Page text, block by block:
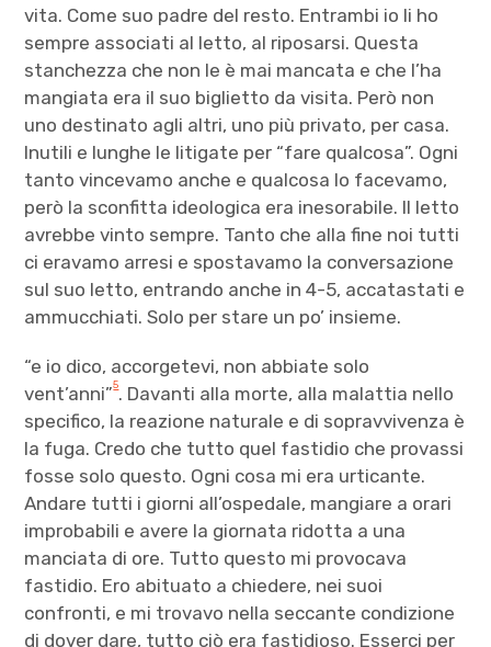
vita. Come suo padre del resto. Entrambi io li ho
sempre associati al letto, al riposarsi. Questa
stanchezza che non le è mai mancata e che l’ha
mangiata era il suo biglietto da visita. Però non
uno destinato agli altri, uno più privato, per casa.
Inutili e lunghe le litigate per “fare qualcosa”. Ogni
tanto vincevamo anche e qualcosa lo facevamo,
però la sconfitta ideologica era inesorabile. Il letto
avrebbe vinto sempre. Tanto che alla fine noi tutti
ci eravamo arresi e spostavamo la conversazione
sul suo letto, entrando anche in 4-5, accatastati e
ammucchiati. Solo per stare un po’ insieme.
“e io dico, accorgetevi, non abbiate solo
vent’anni”5. Davanti alla morte, alla malattia nello
specifico, la reazione naturale e di sopravvivenza è
la fuga. Credo che tutto quel fastidio che provassi
fosse solo questo. Ogni cosa mi era urticante.
Andare tutti i giorni all’ospedale, mangiare a orari
improbabili e avere la giornata ridotta a una
manciata di ore. Tutto questo mi provocava
fastidio. Ero abituato a chiedere, nei suoi
confronti, e mi trovavo nella seccante condizione
di dover dare, tutto ciò era fastidioso. Esserci per